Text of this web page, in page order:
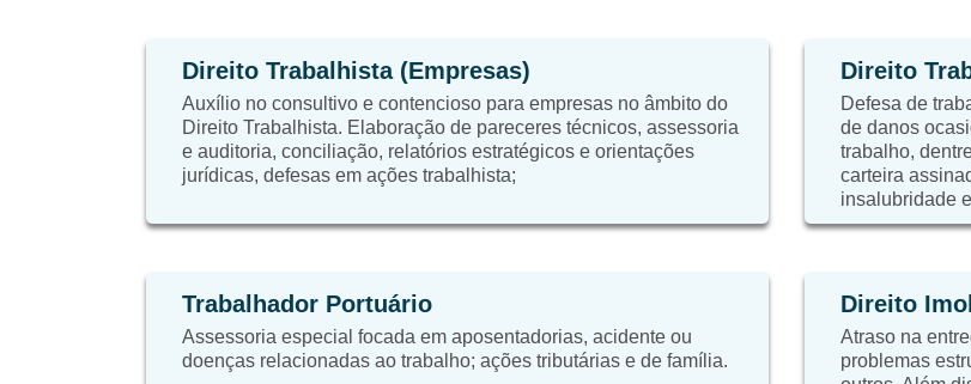
Direito Trabalhista (Empresas)
Auxílio no consultivo e contencioso para empresas no âmbito do
Direito Trabalhista. Elaboração de pareceres técnicos, assessoria
e auditoria, conciliação, relatórios estratégicos e orientações
jurídicas, defesas em ações trabalhista;
Direito
Defesa de
de danos
trabalho,
carteira
insalubridade
Trabalhador Portuário
Assessoria especial focada em aposentadorias, acidente ou
doenças relacionadas ao trabalho; ações tributárias e de família.
Direito
Atraso na
problemas